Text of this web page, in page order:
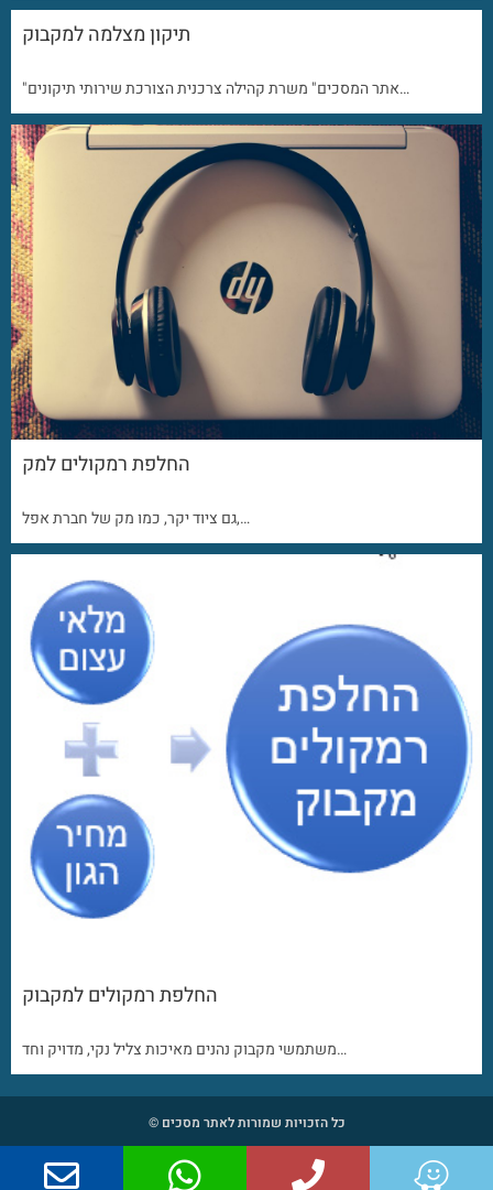
תיקון מצלמה למקבוק
"אתר המסכים" משרת קהילה צרכנית הצורכת שירותי תיקונים…
החלפת רמקולים למק
גם ציוד יקר, כמו מק של חברת אפל,…
החלפת רמקולים למקבוק
משתמשי מקבוק נהנים מאיכות צליל נקי, מדויק וחד…
כל הזכויות שמורות לאתר מסכים ©